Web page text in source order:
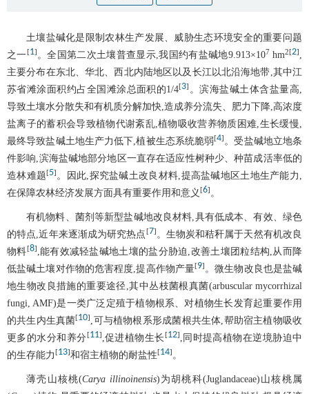
土壤盐碱化是限制农林生产发展、威胁生态环境安全的重要问题
之一[1] 。全国第二次土壤普查显示,我国约有盐碱地9.913×107 hm2[2]
主要分布在东北、华北、西北内陆地区以及长江以北沿海地带,其中江
苏省滩涂面积约占全国滩涂总面积的1/4[3] 。滨海盐碱土体含盐量高,
导致土壤水分散失和有机质分解加快,造成养分流失、肥力下降,高浓度
盐离子的蓄积会导致植物代谢紊乱,植物吸收营养物质困难,生长缓慢,
最终导致盐碱土地生产力低下,植被生态系统脆弱[4] 。受盐碱地立地条
件影响,滨海盐碱地部分地区一直存在适应性树种少、种苗成活率低的
造林难题[5] 。因此,探究盐碱土改良材料,提高盐碱地区土地生产能力,
在保障农林经济发展方面具有重要作用和意义 [6] 。
有机物料、菌剂等新型盐碱地改良材料,具有低成本、有效、绿色
的特点,近年来逐渐成为研究热点 [7] 。生物炭和秸秆属于天然有机改良
物料[8] ,能有效减轻盐碱地土壤的盐分胁迫,改善土壤团粒结构,从而降
低盐碱土壤对作物的危害程度,提高作物产量[9] 。微生物改良也是盐碱
地生物改良措施的重要途径,其中丛枝菌根真菌(arbuscular mycorrhizal
fungi, AMF)是一类广泛定殖于植物根系、对植物生长发育起重要作用
的共生内生真菌[10]
,可与植物根系形成菌根共生体,帮助宿主植物吸收
更多的水分和养分[11] ,促进植物生长 [12]
,同时提高植物在逆境胁迫中
的生存能力 [13]和宿主植物的耐盐性[14] 。
薄壳山核桃(Carya illinoinensis)为胡桃科(Juglandaceae)山核桃属